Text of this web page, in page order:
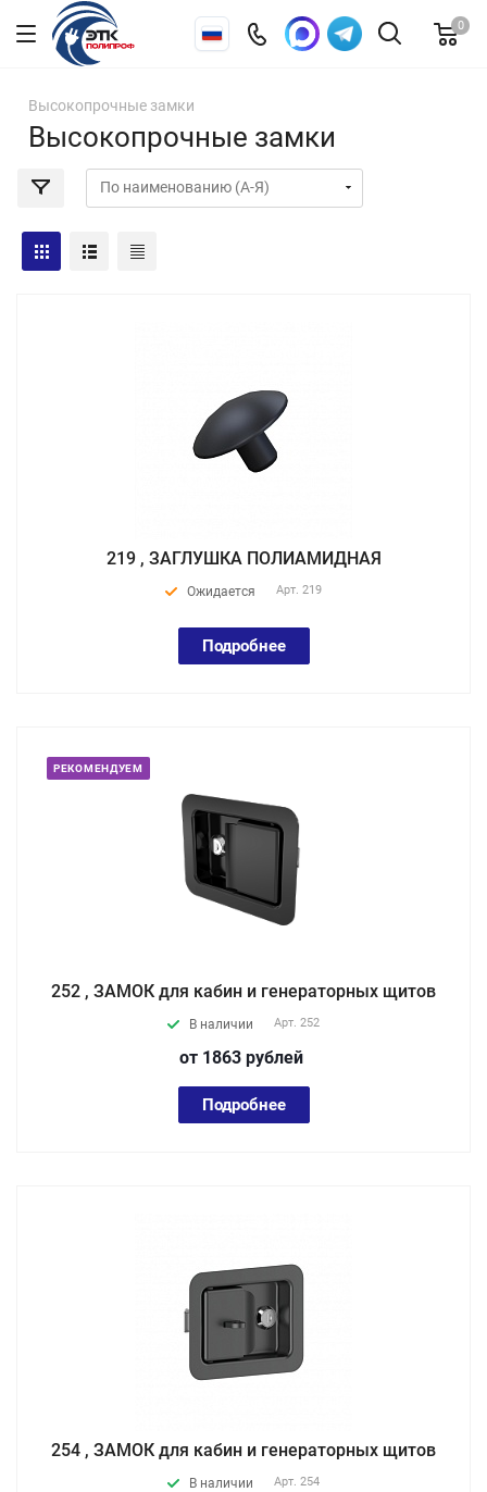
0
Высокопрочные замки
Высокопрочные замки
219 , ЗАГЛУШКА ПОЛИАМИДНАЯ
Ожидается Арт. 219
Подробнее
РЕКОМЕНДУЕМ
252 , ЗАМОК для кабин и генераторных щитов
В наличии Арт. 252
от 1863 рублей
Подробнее
254 , ЗАМОК для кабин и генераторных щитов
В наличии Арт. 254